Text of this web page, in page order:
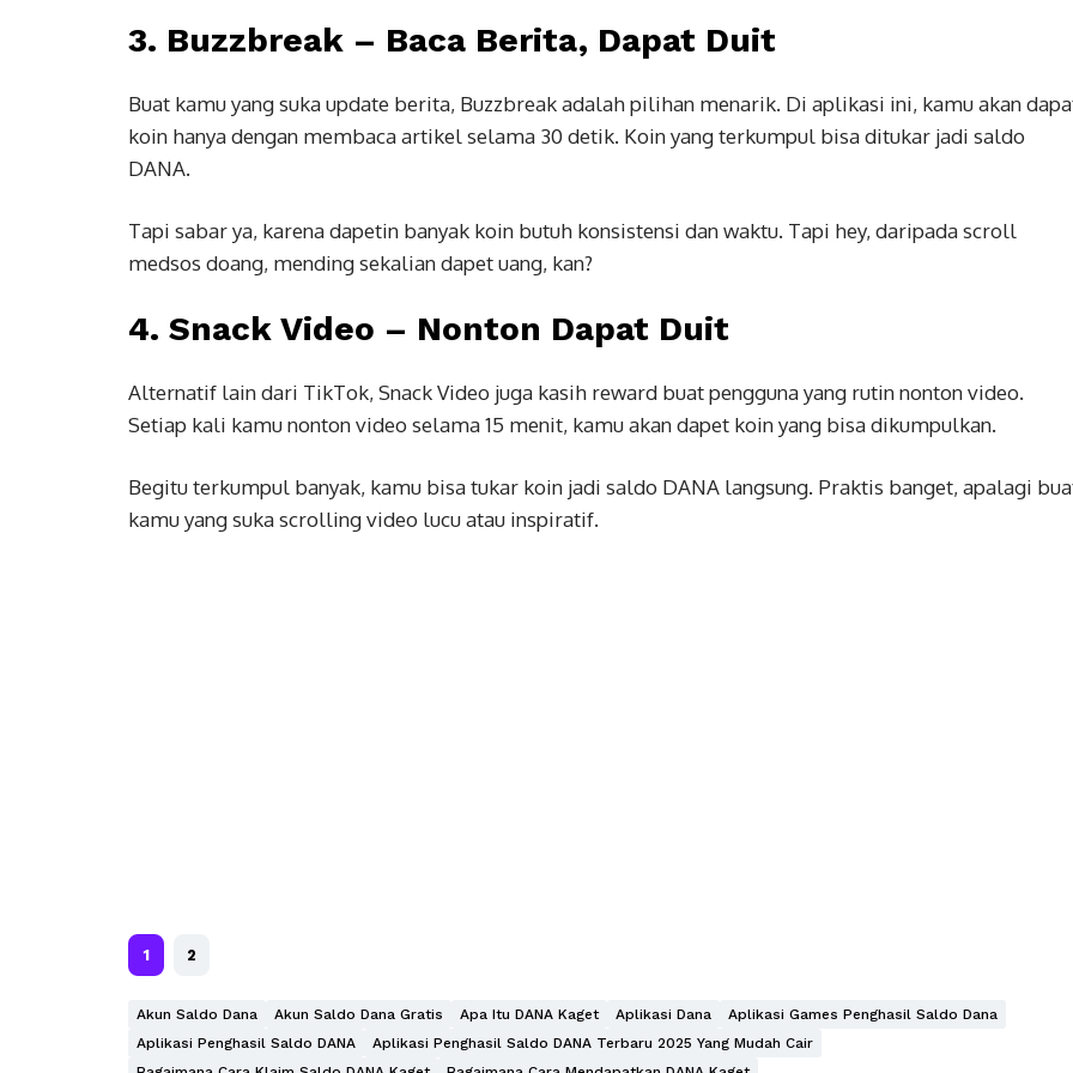
3. Buzzbreak – Baca Berita, Dapat Duit
Buat kamu yang suka update berita, Buzzbreak adalah pilihan menarik. Di aplikasi ini, kamu akan
koin hanya dengan membaca artikel selama 30 detik. Koin yang terkumpul bisa ditukar jadi saldo
DANA.
Tapi sabar ya, karena dapetin banyak koin butuh konsistensi dan waktu. Tapi hey, daripada scroll
medsos doang, mending sekalian dapet uang, kan?
4. Snack Video – Nonton Dapat Duit
Alternatif lain dari TikTok, Snack Video juga kasih reward buat pengguna yang rutin nonton video.
Setiap kali kamu nonton video selama 15 menit, kamu akan dapet koin yang bisa dikumpulkan.
Begitu terkumpul banyak, kamu bisa tukar koin jadi saldo DANA langsung. Praktis banget, apalagi
kamu yang suka scrolling video lucu atau inspiratif.
1 2
Akun Saldo Dana Akun Saldo Dana Gratis Apa Itu DANA Kaget Aplikasi Dana
Aplikasi Games Penghasil Saldo Dana
Aplikasi Penghasil Saldo DANA
Aplikasi Penghasil Saldo DANA Terbaru 2025 Yang Mudah Cair